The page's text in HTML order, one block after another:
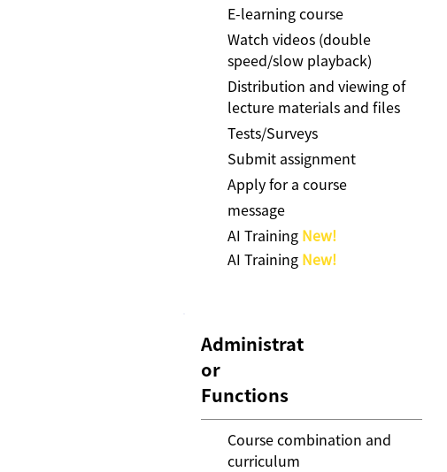
E-learning course
Watch videos (double
speed/slow playback)
Distribution and viewing of
lecture materials and files
Tests/Surveys
Submit assignment
Apply for a course
message
AI Training New!
AI Training New!
Administrat
or
Functions
Course combination and
curriculum